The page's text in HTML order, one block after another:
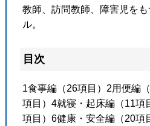
教師、訪問教師、障害児を
ル。
目次
1食事編（26項目）2用便編
項目）4就寝・起床編（11項
項目）6健康・安全編（20項